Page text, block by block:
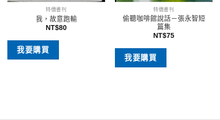
特價書刊
我，故意跑輸
NT$80
我要購買
特價書刊
偷聽咖啡館說話－張永智短
篇集
NT$75
我要購買